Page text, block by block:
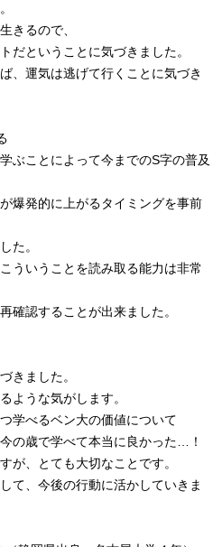
きるので、
だということに気づきました。
、運気は逃げて行くことに気づき
ぶことによって今までのS字の普及
爆発的に上がるタイミングを事前
た。
ういうことを読み取る能力は非常
確認することが出来ました。
きました。
ような気がします。
学べるベン大の価値について
の歳で学べて本当に良かった…！
が、とても大切なことです。
て、今後の行動に活かしていきま